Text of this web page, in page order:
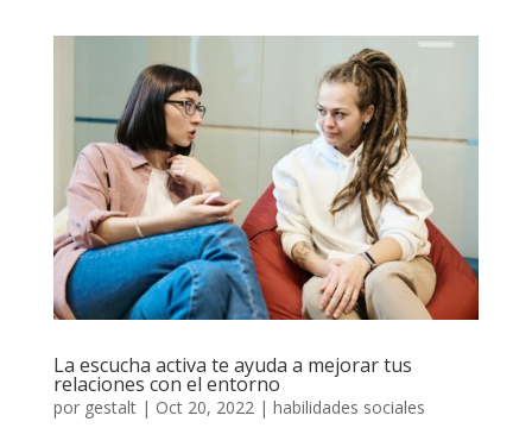
La escucha activa te ayuda a mejorar tus
relaciones con el entorno
por gestalt| Oct 20, 2022| habilidades sociales